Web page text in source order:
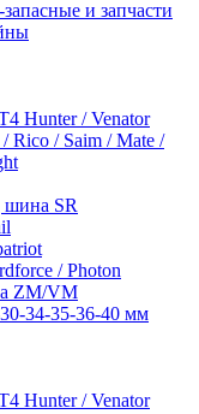
и запчасти
Hunter / Venator
Rico / Saim / Mate /
шина SR
/ Photon
ZM/VM
34-35-36-40 мм
Hunter / Venator